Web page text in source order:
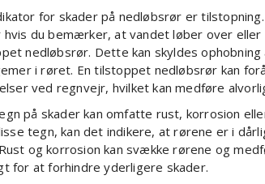
for skader på nedløbsrør er
hvis du bemærker, at vandet løber over
nedløbsrør. Dette kan skyldes
i røret. En tilstoppet nedløbsrør kan
ved regnvejr, hvilket kan medføre
på skader kan omfatte rust, korrosion
tegn, kan det indikere, at rørene er i
og korrosion kan svække rørene og
for at forhindre yderligere skader.